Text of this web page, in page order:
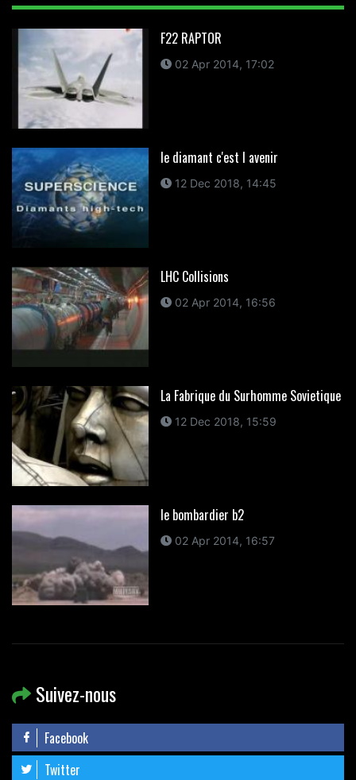
F22 RAPTOR
02 Apr 2014, 17:02
le diamant c'est l avenir
12 Dec 2018, 14:45
LHC Collisions
02 Apr 2014, 16:56
La Fabrique du Surhomme Sovietique
12 Dec 2018, 15:59
le bombardier b2
02 Apr 2014, 16:57
Suivez-nous
Facebook
Twitter